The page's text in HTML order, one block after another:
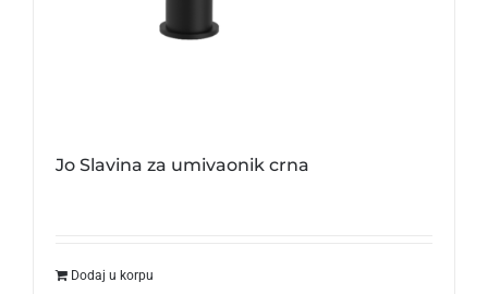
Jo Slavina za umivaonik crna
Dodaj u korpu